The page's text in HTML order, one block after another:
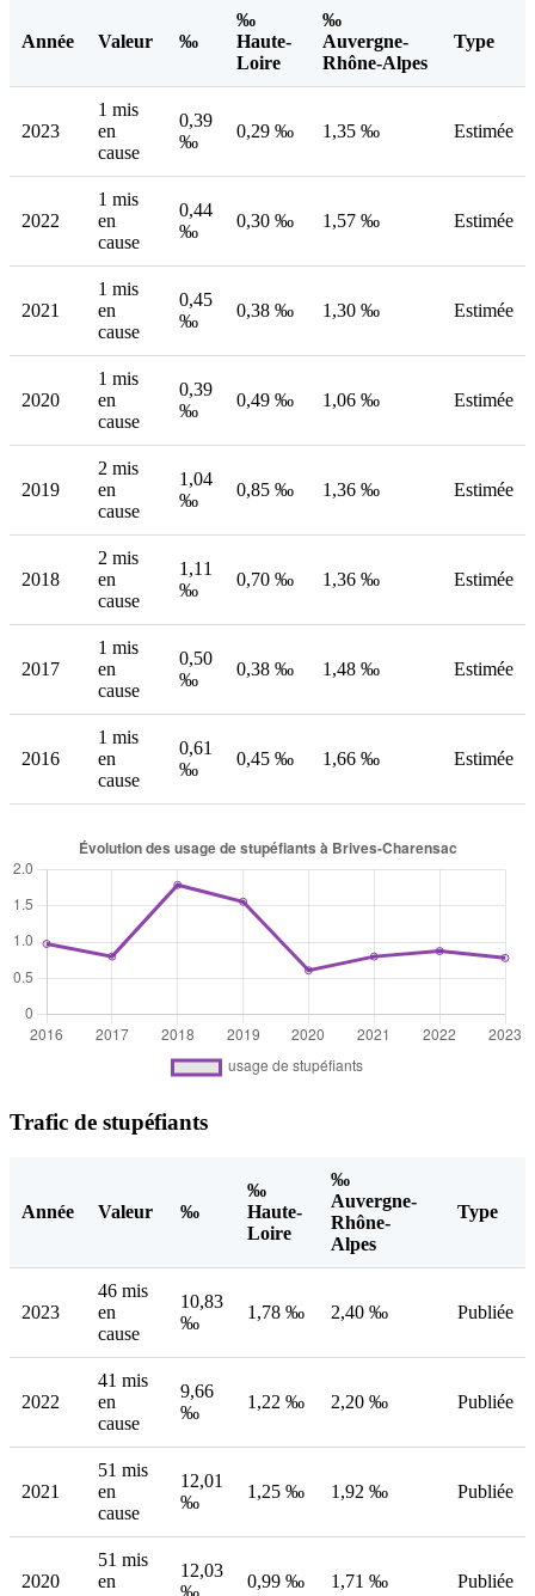
Année Valeur ‰
‰
Haute-
Loire
‰
Auvergne-
Rhône-Alpes
Type
2023
1 mis
en
cause
0,39
‰
0,29 ‰ 1,35 ‰ Estimée
2022
1 mis
en
cause
0,44
‰
0,30 ‰ 1,57 ‰ Estimée
2021
1 mis
en
cause
0,45
‰
0,38 ‰ 1,30 ‰ Estimée
2020
1 mis
en
cause
0,39
‰
0,49 ‰ 1,06 ‰ Estimée
2019
2 mis
en
cause
1,04
‰
0,85 ‰ 1,36 ‰ Estimée
2018
2 mis
en
cause
1,11
‰
0,70 ‰ 1,36 ‰ Estimée
2017
1 mis
en
cause
0,50
‰
0,38 ‰ 1,48 ‰ Estimée
2016
1 mis
en
cause
0,61
‰
0,45 ‰ 1,66 ‰ Estimée
Trafic de stupéfiants
Année Valeur ‰
‰
Haute-
Loire
‰
Auvergne-
Rhône-
Alpes
Type
2023
46 mis
en
cause
10,83
‰
1,78 ‰ 2,40 ‰ Publiée
2022
41 mis
en
cause
9,66
‰
1,22 ‰ 2,20 ‰ Publiée
2021
51 mis
en
cause
12,01
‰
1,25 ‰ 1,92 ‰ Publiée
2020
51 mis
en
12,03
0,99 ‰ 1,71 ‰ Publiée